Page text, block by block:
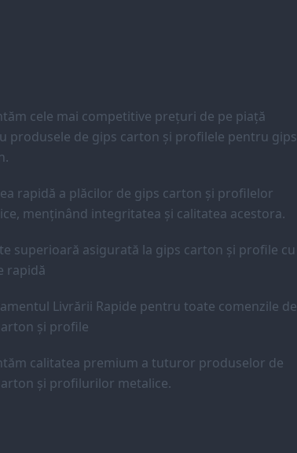
cele mai competitive prețuri de pe piață
produsele de gips carton și profilele pentru gips
rapidă a plăcilor de gips carton și profilelor
menținând integritatea și calitatea acestora.
superioară asigurată la gips carton și profile cu
rapidă
Livrării Rapide pentru toate comenzile de
și profile
calitatea premium a tuturor produselor de
și profilurilor metalice.